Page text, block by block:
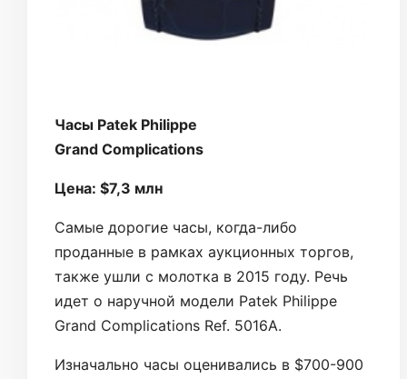
Часы Patek Philippe
Grand Complications
Цена: $7,3 млн
Самые дорогие часы, когда-либо
проданные в рамках аукционных торгов,
также ушли с молотка в 2015 году. Речь
идет о наручной модели Patek Philippe
Grand Complications Ref. 5016A.
Изначально часы оценивались в $700-900